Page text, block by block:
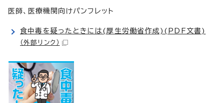
医師、医療機関向けパンフレット
食中毒を疑ったときには(厚生労働省作成)(PDF文書)
（外部リンク）